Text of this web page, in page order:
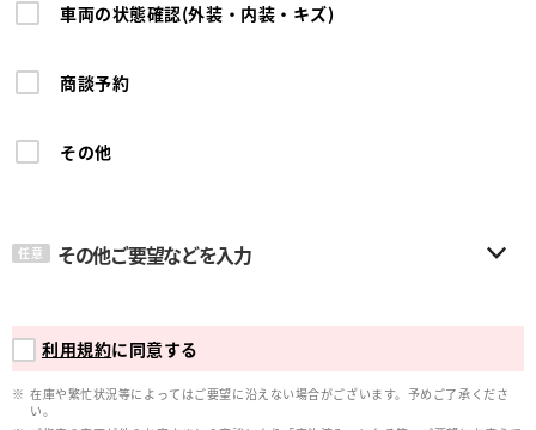
車両の状態確認(外装・内装・キズ)
商談予約
その他
任意 その他ご要望などを入力
利用規約に同意する
在庫や繁忙状況等によってはご要望に沿えない場合がございます。予めご了承くださ
い。